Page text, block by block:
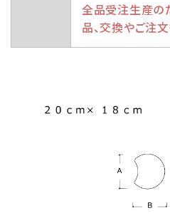
全品受注生産の
品、交換やご注